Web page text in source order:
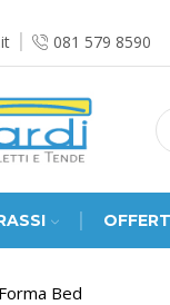
081 579 8590
Bed